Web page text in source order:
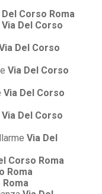
Del Corso Roma
Via Del Corso
Del Corso
Via Del Corso
Via Del Corso
Via Del Corso
Via Del
Corso Roma
Roma
Roma